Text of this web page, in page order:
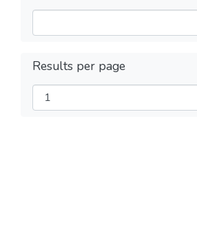
Results per page